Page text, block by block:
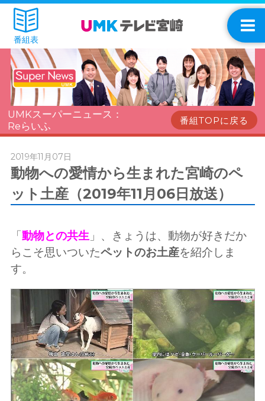
番組表
UMKスーパーニュース：
Reらいふ
番組TOPに戻る
2019年11月07日
動物への愛情から生まれた宮崎のペ
ット土産（2019年11月06日放送）
「動物との共生」、きょうは、動物が好きだか
らこそ思いついたペットのお土産を紹介しま
す。